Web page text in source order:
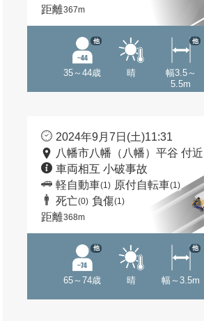
距離367m
35～44歳
他
晴
幅3.5～
5.5m
他
2024年9月7日(土)11:31
八幡市八幡（八幡）平谷 付近
車両相互 小破事故
軽自動車(1) 原付自転車(1)
死亡(0) 負傷(1)
距離368m
65～74歳
他
晴 幅～3.5m
他